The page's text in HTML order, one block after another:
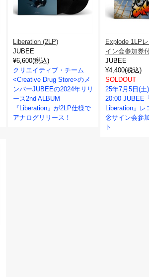
Liberation (2LP)
JUBEE
¥6,600(税込)
クリエイティブ・チーム
<Creative Drug Store>のメ
ンバーJUBEEの2024年リリ
ース2nd ALBUM
『Liberation』が2LP仕様で
アナログリリース！
Explode 1LP
イン会参加券
JUBEE
¥4,400(税込)
SOLDOUT
25年7月5日(土
20:00 JUBEE
Liberation』レ
念サイン会参
ト